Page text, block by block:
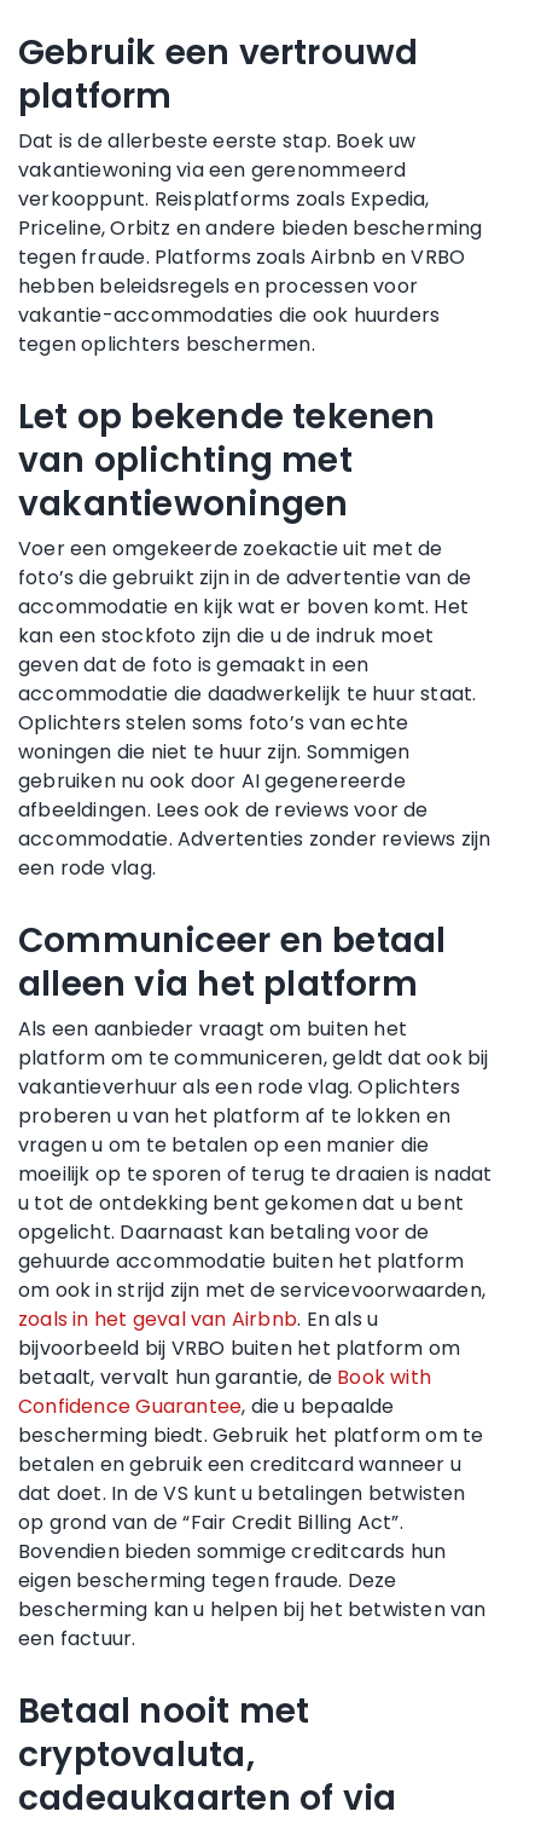
Gebruik een vertrouwd
platform
Dat is de allerbeste eerste stap. Boek uw
vakantiewoning via een gerenommeerd
verkooppunt. Reisplatforms zoals Expedia,
Priceline, Orbitz en andere bieden bescherming
tegen fraude. Platforms zoals Airbnb en VRBO
hebben beleidsregels en processen voor
vakantie-accommodaties die ook huurders
tegen oplichters beschermen.
Let op bekende tekenen
van oplichting met
vakantiewoningen
Voer een omgekeerde zoekactie uit met de
foto’s die gebruikt zijn in de advertentie van de
accommodatie en kijk wat er boven komt. Het
kan een stockfoto zijn die u de indruk moet
geven dat de foto is gemaakt in een
accommodatie die daadwerkelijk te huur staat.
Oplichters stelen soms foto’s van echte
woningen die niet te huur zijn. Sommigen
gebruiken nu ook door AI gegenereerde
afbeeldingen. Lees ook de reviews voor de
accommodatie. Advertenties zonder reviews zijn
een rode vlag.
Communiceer en betaal
alleen via het platform
Als een aanbieder vraagt om buiten het
platform om te communiceren, geldt dat ook bij
vakantieverhuur als een rode vlag. Oplichters
proberen u van het platform af te lokken en
vragen u om te betalen op een manier die
moeilijk op te sporen of terug te draaien is nadat
u tot de ontdekking bent gekomen dat u bent
opgelicht. Daarnaast kan betaling voor de
gehuurde accommodatie buiten het platform
om ook in strijd zijn met de servicevoorwaarden,
zoals in het geval van Airbnb. En als u
bijvoorbeeld bij VRBO buiten het platform om
betaalt, vervalt hun garantie, de Book with
Confidence Guarantee, die u bepaalde
bescherming biedt. Gebruik het platform om te
betalen en gebruik een creditcard wanneer u
dat doet. In de VS kunt u betalingen betwisten
op grond van de “Fair Credit Billing Act”.
Bovendien bieden sommige creditcards hun
eigen bescherming tegen fraude. Deze
bescherming kan u helpen bij het betwisten van
een factuur.
Betaal nooit met
cryptovaluta,
cadeaukaarten of via